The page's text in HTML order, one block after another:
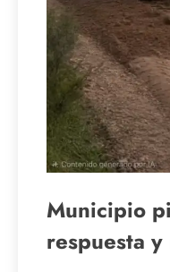
Municipio
respuesta